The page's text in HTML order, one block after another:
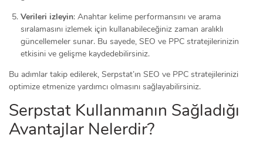
Verileri izleyin: Anahtar kelime performansını ve arama
sıralamasını izlemek için kullanabileceğiniz zaman aralıklı
güncellemeler sunar. Bu sayede, SEO ve PPC stratejilerinizin
etkisini ve gelişme kaydedebilirsiniz.
Bu adımlar takip edilerek, Serpstat’ın SEO ve PPC stratejilerinizi
optimize etmenize yardımcı olmasını sağlayabilirsiniz.
Serpstat Kullanmanın Sağladığı
Avantajlar Nelerdir?